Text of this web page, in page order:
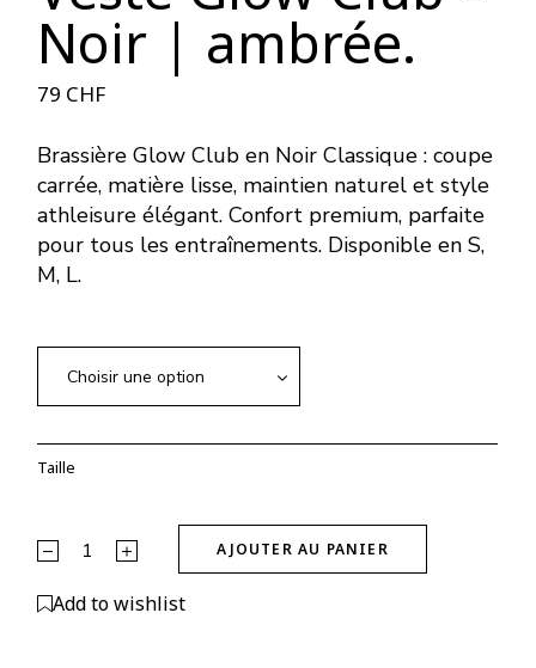
Noir | ambrée.
79 CHF
Brassière Glow Club en Noir Classique : coupe
carrée, matière lisse, maintien naturel et style
athleisure élégant. Confort premium, parfaite
pour tous les entraînements. Disponible en S,
M, L.
Taille
Choisir une option
Veste Glow Club – Noir | ambrée. quantity
AJOUTER AU PANIER
Add to wishlist